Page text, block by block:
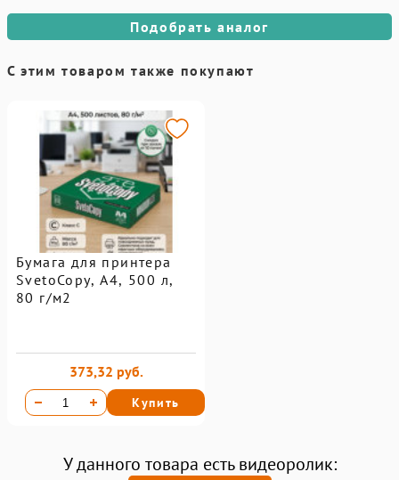
Подобрать аналог
С этим товаром также покупают
Бумага для принтера
SvetoCopy, A4, 500 л,
80 г/м2
373,32 руб.
Купить
У данного товара есть видеоролик: